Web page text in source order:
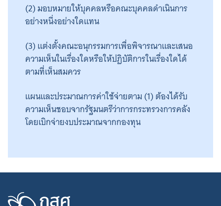
(2) มอบหมายให้บุคคลหรือคณะบุคคลดำเนินการ
อย่างหนึ่งอย่างใดแทน
(3) แต่งตั้งคณะอนุกรรมการเพื่อพิจารณาและเสนอ
ความเห็นในเรื่องใดหรือให้ปฏิบัติการในเรื่องใดได้
ตามที่เห็นสมควร
แผนและประมาณการค่าใช้จ่ายตาม (1) ต้องได้รับ
ความเห็นชอบจากรัฐมนตรีว่าการกระทรวงการคลัง
โดยเบิกจ่ายงบประมาณจากกองทุน